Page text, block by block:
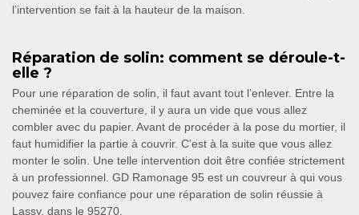
l’intervention se fait à la hauteur de la maison.
Réparation de solin: comment se déroule-t-
elle ?
Pour une réparation de solin, il faut avant tout l’enlever. Entre la
cheminée et la couverture, il y aura un vide que vous allez
combler avec du papier. Avant de procéder à la pose du mortier, il
faut humidifier la partie à couvrir. C’est à la suite que vous allez
monter le solin. Une telle intervention doit être confiée strictement
à un professionnel. GD Ramonage 95 est un couvreur à qui vous
pouvez faire confiance pour une réparation de solin réussie à
Lassy, dans le 95270.